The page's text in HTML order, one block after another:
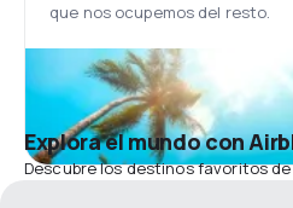
que nos ocupemos del resto.
Explora el mundo con
Descubre los destinos favoritos